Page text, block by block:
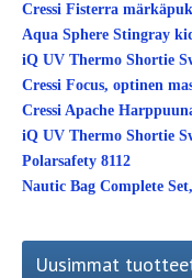
Cressi Fisterra
Aqua Sphere Stingray
iQ UV Thermo Shortie
Cressi Focus, optinen
Cressi Apache
iQ UV Thermo Shortie
Polarsafety 8112
Nautic Bag Complete
Uusimmat